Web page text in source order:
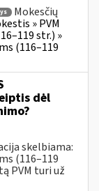
Mokesčių
» PVM
str.) »
(116–119
dėl
skelbiama:
(116–119
PVM turi už